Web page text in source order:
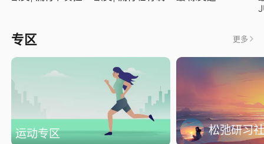
专区 更多
运动专区 松弛研习社